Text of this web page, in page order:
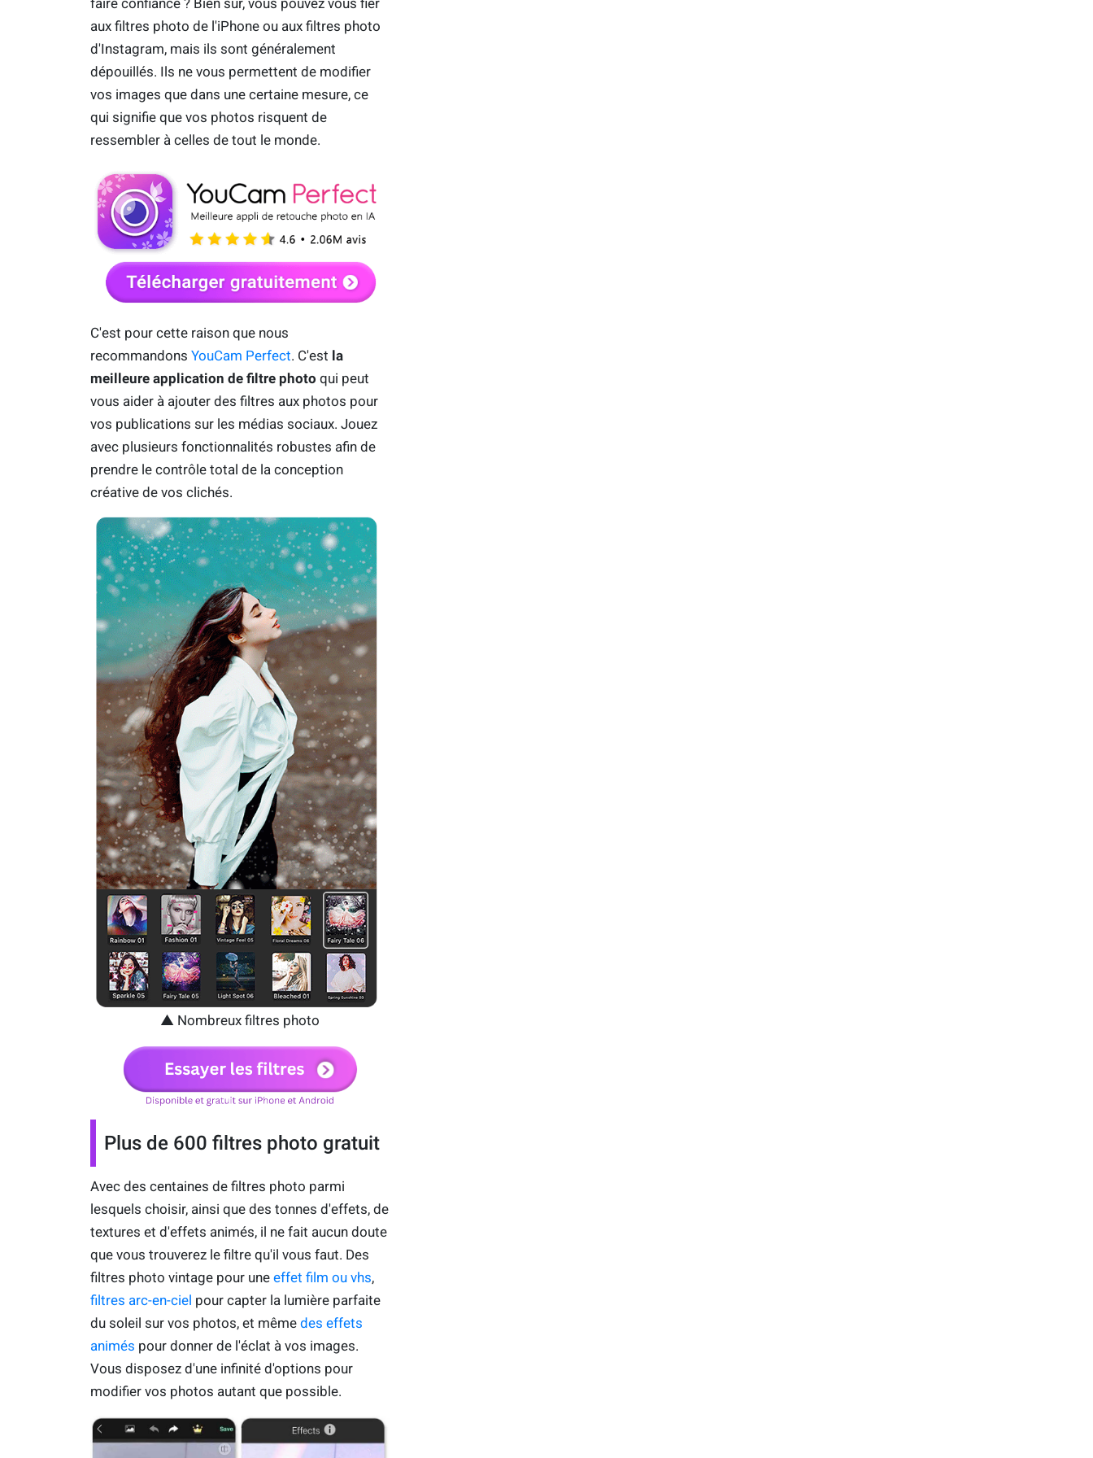
aux filtres photo de l'iPhone ou aux filtres photo
d'Instagram, mais ils sont généralement
dépouillés. Ils ne vous permettent de modifier
vos images que dans une certaine mesure, ce
qui signifie que vos photos risquent de
ressembler à celles de tout le monde.
C'est pour cette raison que nous
recommandons YouCam Perfect. C'est la
meilleure application de filtre photo qui peut
vous aider à ajouter des filtres aux photos pour
vos publications sur les médias sociaux. Jouez
avec plusieurs fonctionnalités robustes afin de
prendre le contrôle total de la conception
créative de vos clichés.
▲ Nombreux filtres photo
Plus de 600 filtres photo gratuit
Avec des centaines de filtres photo parmi
lesquels choisir, ainsi que des tonnes d'effets, de
textures et d'effets animés, il ne fait aucun doute
que vous trouverez le filtre qu'il vous faut. Des
filtres photo vintage pour une effet film ou vhs,
filtres arc-en-ciel pour capter la lumière parfaite
du soleil sur vos photos, et même des effets
animés pour donner de l'éclat à vos images.
Vous disposez d'une infinité d'options pour
modifier vos photos autant que possible.